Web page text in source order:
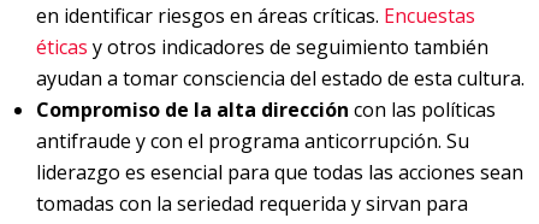
en identificar riesgos en áreas críticas. Encuestas
éticas y otros indicadores de seguimiento también
ayudan a tomar consciencia del estado de esta cultura.
Compromiso de la alta dirección con las políticas
antifraude y con el programa anticorrupción. Su
liderazgo es esencial para que todas las acciones sean
tomadas con la seriedad requerida y sirvan para